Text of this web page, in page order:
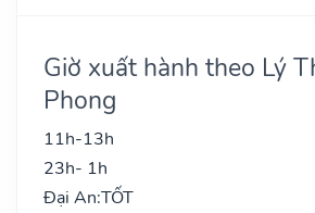
Giờ xuất hành theo Lý
Phong
11h-13h
23h- 1h
Đại An:TỐT